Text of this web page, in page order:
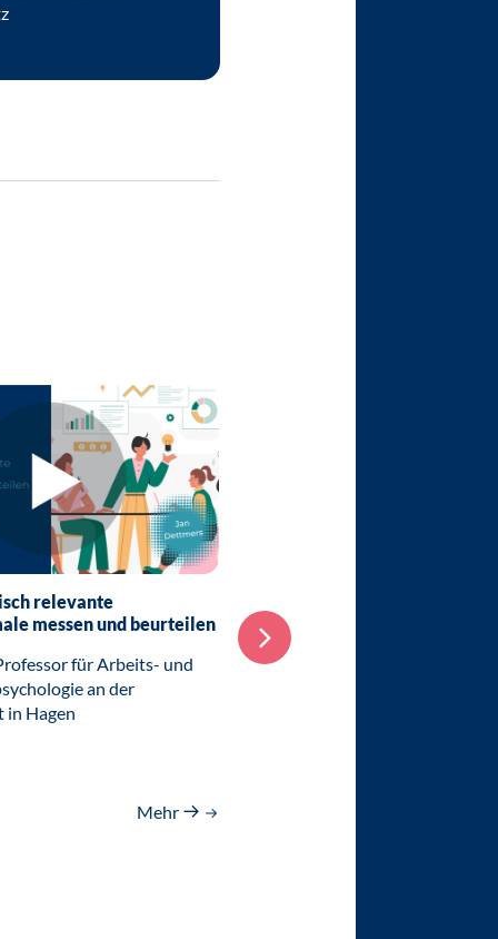
relevante
messen und beurteilen
für Arbeits- und
an der
in Hagen
Mehr
Arbeitsgestaltung -
Gesundheit und Innovation
der Arbeitswelt